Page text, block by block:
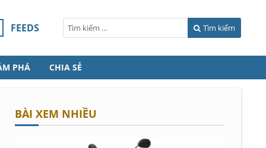
FEEDS Tìm kiếm
PHÁ CHIA SẺ
BÀI XEM NHIỀU